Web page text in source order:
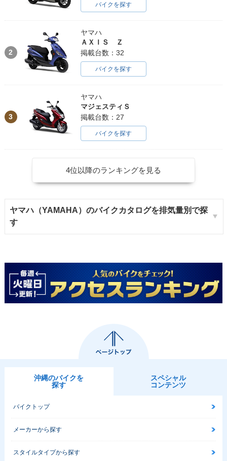
1994年 PW50 1992年 PW50
バイクを探す
2
ヤマハ
ＡＸＩＳ Ｚ
掲載台数：32
バイクを探す
3
ヤマハ
マジェスティＳ
掲載台数：27
バイクを探す
4位以降のランキングを見る
ヤマハ（YAMAHA）のバイクカタログを排気量別で探
す
沖縄のバイクを
探す
スペシャル
コンテンツ
バイクトップ
メーカーから探す
スタイルタイプから探す